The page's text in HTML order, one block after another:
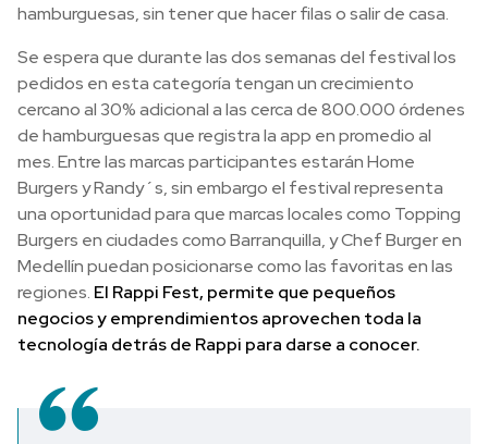
hamburguesas, sin tener que hacer filas o salir de casa.
Se espera que durante las dos semanas del festival los
pedidos en esta categoría tengan un crecimiento
cercano al 30% adicional a las cerca de 800.000 órdenes
de hamburguesas que registra la app en promedio al
mes. Entre las marcas participantes estarán Home
Burgers y Randy´s, sin embargo el festival representa
una oportunidad para que marcas locales como Topping
Burgers en ciudades como Barranquilla, y Chef Burger en
Medellín puedan posicionarse como las favoritas en las
regiones. El Rappi Fest, permite que pequeños
negocios y emprendimientos aprovechen toda la
tecnología detrás de Rappi para darse a conocer.